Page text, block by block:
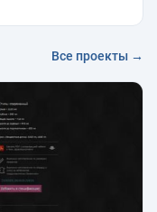
Все проекты →